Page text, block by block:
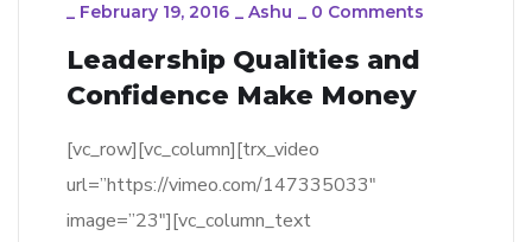
_ February 19, 2016 _ Ashu _ 0 Comments
Leadership Qualities and
Confidence Make Money
[vc_row][vc_column][trx_video
url=”https://vimeo.com/147335033″
image=”23″][vc_column_text